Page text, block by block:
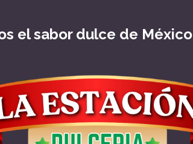
el sabor dulce de México